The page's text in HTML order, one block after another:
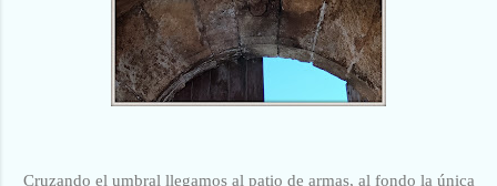
Cruzando el umbral llegamos al patio de armas, al fondo la única